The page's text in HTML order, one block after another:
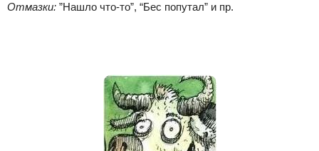
Отмазки: ”Нашло что-то”, “Бес попутал” и пр.